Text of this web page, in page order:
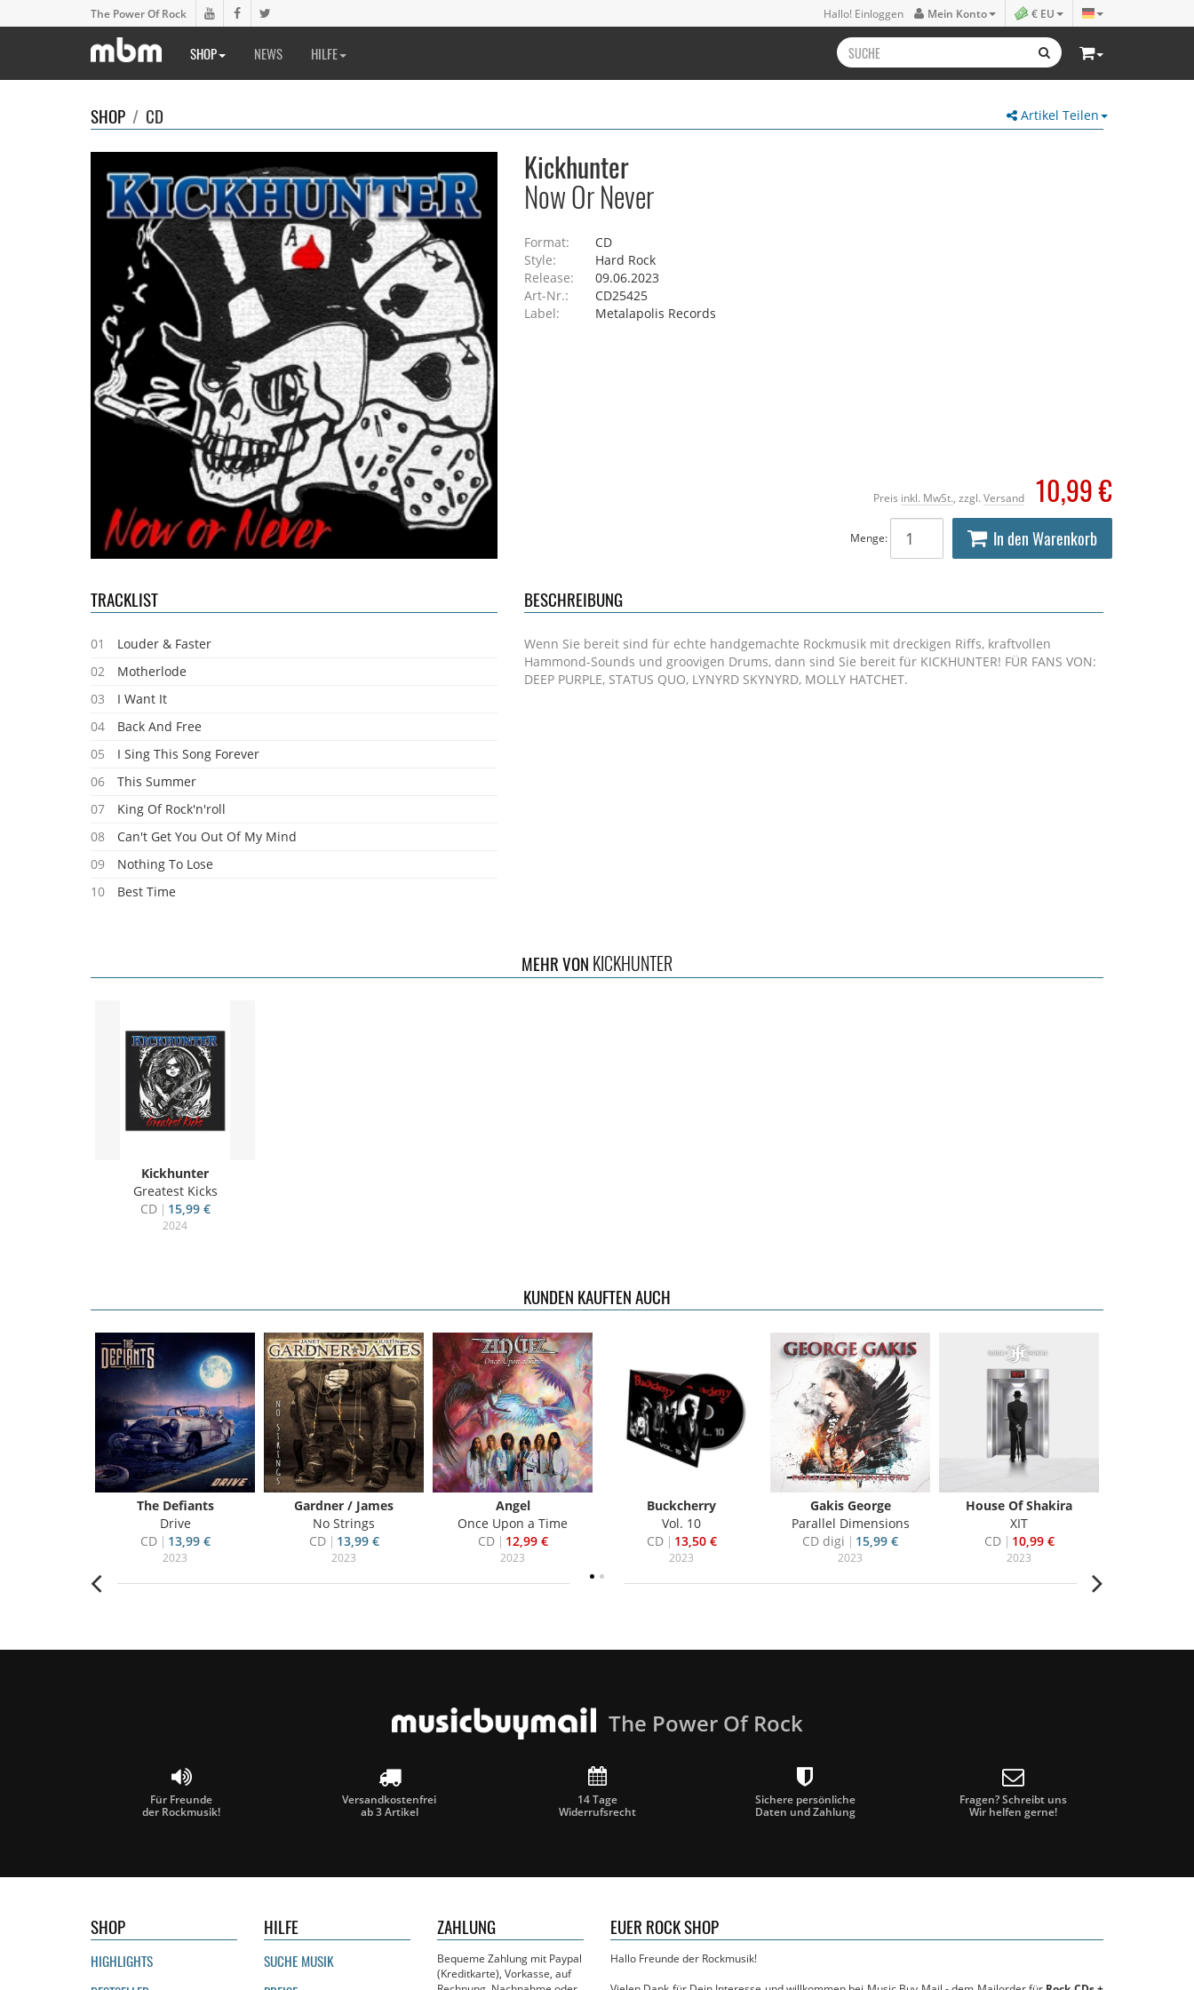
The Power Of Rock Hallo! Einloggen Mein Konto € EU
SHOP NEWS HILFE
Artikel Teilen
SHOP / CD
Kickhunter
Now Or Never
Format:
CD
Style:
Hard Rock
Release:
09.06.2023
Art-Nr.:
CD25425
Label:
Metalapolis Records
Preis inkl. MwSt. , zzgl. Versand 10,99 €
Menge: In den Warenkorb
TRACKLIST
01
Louder & Faster
02
Motherlode
03
I Want It
04
Back And Free
05
I Sing This Song Forever
06
This Summer
07
King Of Rock'n'roll
08
Can't Get You Out Of My Mind
09
Nothing To Lose
10
Best Time
BESCHREIBUNG
Wenn Sie bereit sind für echte handgemachte Rockmusik mit dreckigen Riffs, kraftvollen
Hammond-Sounds und groovigen Drums, dann sind Sie bereit für KICKHUNTER! FÜR FANS VON:
DEEP PURPLE, STATUS QUO, LYNYRD SKYNYRD, MOLLY HATCHET.
MEHR VON KICKHUNTER
Kickhunter
Greatest Kicks
CD
15,99 €
2024
KUNDEN KAUFTEN AUCH
The Defiants
Drive
CD
13,99 €
2023
Gardner / James
No Strings
CD
13,99 €
2023
Angel
Once Upon a Time
CD
12,99 €
2023
Buckcherry
Vol. 10
CD
13,50 €
2023
Gakis George
Parallel Dimensions
CD digi
15,99 €
2023
House Of Shakira
XIT
CD
10,99 €
2023
The Power Of Rock
Für Freunde
der Rockmusik!
Versandkostenfrei
ab 3 Artikel
14 Tage
Widerrufsrecht
Sichere persönliche
Daten und Zahlung
Fragen? Schreibt uns
Wir helfen gerne!
SHOP
HIGHLIGHTS
HILFE
SUCHE MUSIK
ZAHLUNG
Bequeme Zahlung mit Paypal
(Kreditkarte), Vorkasse, auf
EUER ROCK SHOP
Hallo Freunde der Rockmusik!